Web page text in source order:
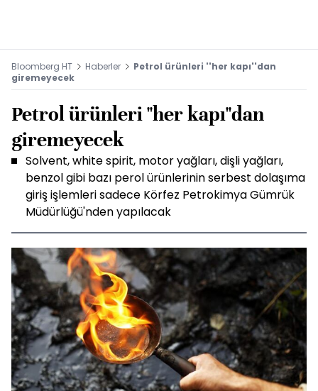
Bloomberg HT Haberler
Petrol ürünleri ''her kapı''dan
giremeyecek
Petrol ürünleri ''her kapı''dan
giremeyecek
Solvent, white spirit, motor yağları, dişli yağları,
benzol gibi bazı perol ürünlerinin serbest dolaşıma
giriş işlemleri sadece Körfez Petrokimya Gümrük
Müdürlüğü'nden yapılacak